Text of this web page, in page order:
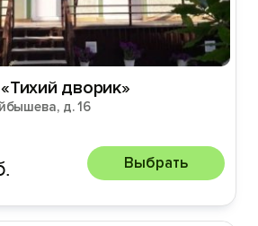
дворик»
д. 16
Выбрать